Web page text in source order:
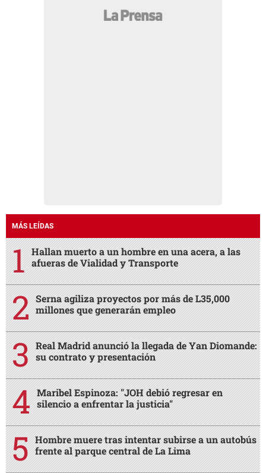
MÁS LEÍDAS
Hallan muerto a un hombre en una acera, a las
afueras de Vialidad y Transporte
Serna agiliza proyectos por más de L35,000
millones que generarán empleo
Real Madrid anunció la llegada de Yan Diomande:
su contrato y presentación
Maribel Espinoza: "JOH debió regresar en
silencio a enfrentar la justicia"
Hombre muere tras intentar subirse a un autobús
frente al parque central de La Lima